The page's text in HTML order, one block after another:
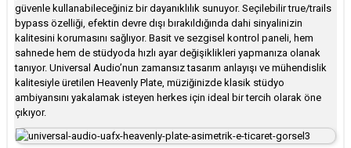
güvenle kullanabileceğiniz bir dayanıklılık sunuyor. Seçilebilir true/trails
bypass özelliği, efektin devre dışı bırakıldığında dahi sinyalinizin
kalitesini korumasını sağlıyor. Basit ve sezgisel kontrol paneli, hem
sahnede hem de stüdyoda hızlı ayar değişiklikleri yapmanıza olanak
tanıyor. Universal Audio’nun zamansız tasarım anlayışı ve mühendislik
kalitesiyle üretilen Heavenly Plate, müziğinizde klasik stüdyo
ambiyansını yakalamak isteyen herkes için ideal bir tercih olarak öne
çıkıyor.